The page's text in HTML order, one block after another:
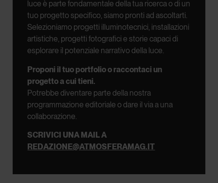
luce è parte fondamentale della tua ricerca o di un
tuo progetto specifico, siamo pronti ad ascoltarti.
Selezioniamo progetti illuminotecnici, installazioni
artistiche, progetti fotografici e storie capaci di
esplorare il potenziale narrativo della luce.
Proponi il tuo portfolio o raccontaci un
progetto a cui tieni.
Potrebbe diventare parte della nostra
programmazione editoriale o dare il via a una
collaborazione.
SCRIVICI UNA MAIL A
REDAZIONE@ATMOSFERAMAG.IT